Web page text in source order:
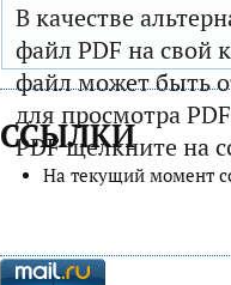
В качестве
файл PDF на свой
файл может быть
для просмотра
PDF щелкните на
ССЫЛКИ
На текущий момент